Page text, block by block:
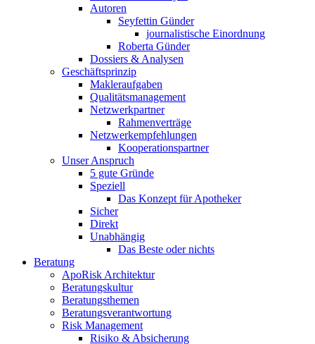
Autoren
Seyfettin Günder
journalistische Einordnung
Roberta Günder
Dossiers & Analysen
Geschäftsprinzip
Makleraufgaben
Qualitätsmanagement
Netzwerkpartner
Rahmenverträge
Netzwerkempfehlungen
Kooperationspartner
Unser Anspruch
5 gute Gründe
Speziell
Das Konzept für Apotheker
Sicher
Direkt
Unabhängig
Das Beste oder nichts
Beratung
ApoRisk Architektur
Beratungskultur
Beratungsthemen
Beratungsverantwortung
Risk Management
Risiko & Absicherung